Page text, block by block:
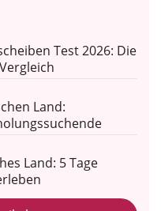
Test 2026: Die
Land:
Land: 5 Tage